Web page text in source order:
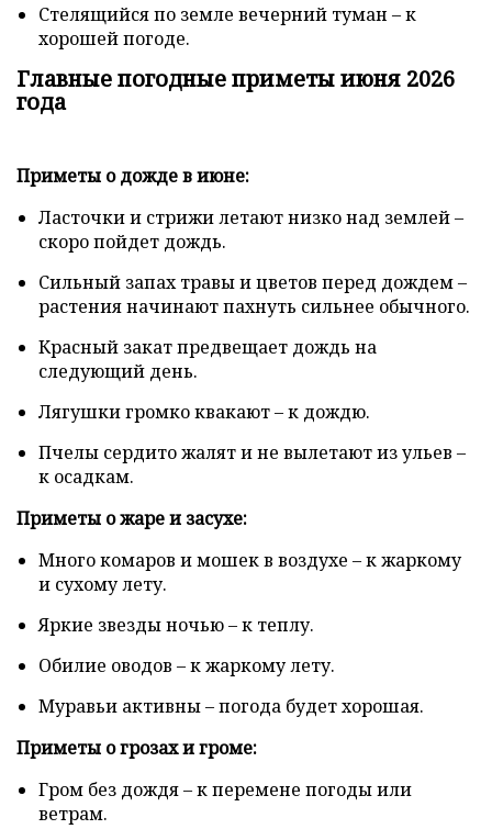
Стелящийся по земле вечерний туман – к
хорошей погоде.
Главные погодные приметы июня 2026
года
Приметы о дожде в июне:
Ласточки и стрижи летают низко над землей –
скоро пойдет дождь.
Сильный запах травы и цветов перед дождем –
растения начинают пахнуть сильнее обычного.
Красный закат предвещает дождь на
следующий день.
Лягушки громко квакают – к дождю.
Пчелы сердито жалят и не вылетают из ульев –
к осадкам.
Приметы о жаре и засухе:
Много комаров и мошек в воздухе – к жаркому
и сухому лету.
Яркие звезды ночью – к теплу.
Обилие оводов – к жаркому лету.
Муравьи активны – погода будет хорошая.
Приметы о грозах и громе:
Гром без дождя – к перемене погоды или
ветрам.